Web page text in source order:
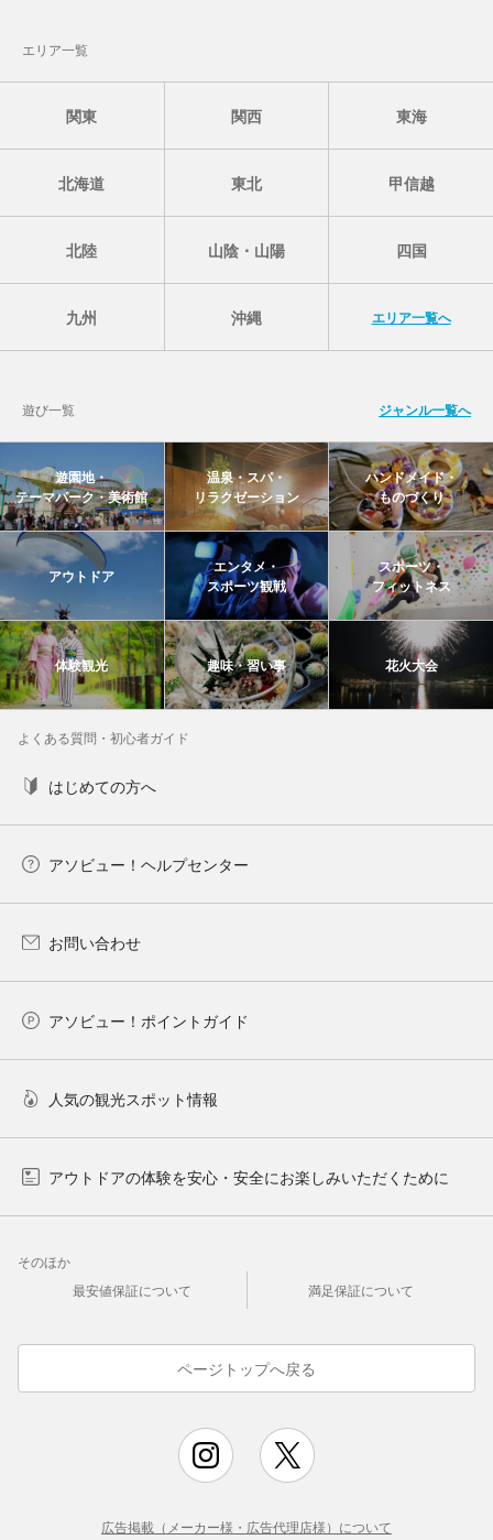
エリア一覧
関東 関西 東海
北海道 東北 甲信越
北陸 山陰・山陽 四国
九州 沖縄 エリア一覧へ
遊び一覧 ジャンル一覧へ
遊園地・
テーマパーク・美術館
温泉・スパ・
リラクゼーション
ハンドメイド・
ものづくり
アウトドア
エンタメ・
スポーツ観戦
スポーツ・
フィットネス
体験観光 趣味・習い事 花火大会
よくある質問・初心者ガイド
はじめての方へ
アソビュー！ヘルプセンター
お問い合わせ
アソビュー！ポイントガイド
人気の観光スポット情報
アウトドアの体験を安心・安全にお楽しみいただくために
そのほか
最安値保証について
満足保証について
ページトップへ戻る
広告掲載（メーカー様・広告代理店様）について